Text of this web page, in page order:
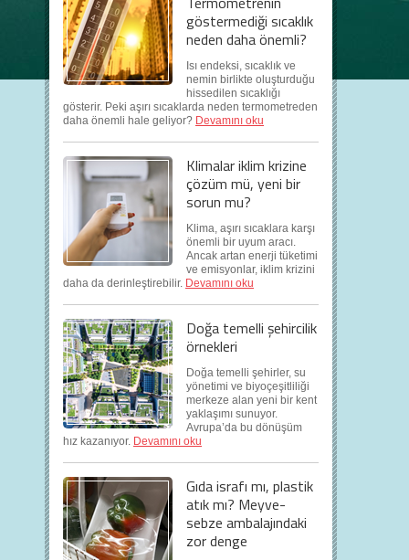
göstermediği sıcaklık
neden daha önemli?
Isı endeksi, sıcaklık ve
nemin birlikte oluşturduğu
hissedilen sıcaklığı
gösterir. Peki aşırı sıcaklarda neden termometreden
daha önemli hale geliyor? Devamını oku
Klimalar iklim krizine
çözüm mü, yeni bir
sorun mu?
Klima, aşırı sıcaklara karşı
önemli bir uyum aracı.
Ancak artan enerji tüketimi
ve emisyonlar, iklim krizini
daha da derinleştirebilir. Devamını oku
Doğa temelli şehircilik
örnekleri
Doğa temelli şehirler, su
yönetimi ve biyoçeşitliliği
merkeze alan yeni bir kent
yaklaşımı sunuyor.
Avrupa’da bu dönüşüm
hız kazanıyor. Devamını oku
Gıda israfı mı, plastik
atık mı? Meyve-
sebze ambalajındaki
zor denge